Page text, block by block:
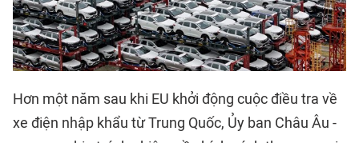
Hơn một năm sau khi EU khởi động cuộc điều tra về
xe điện nhập khẩu từ Trung Quốc, Ủy ban Châu Âu -